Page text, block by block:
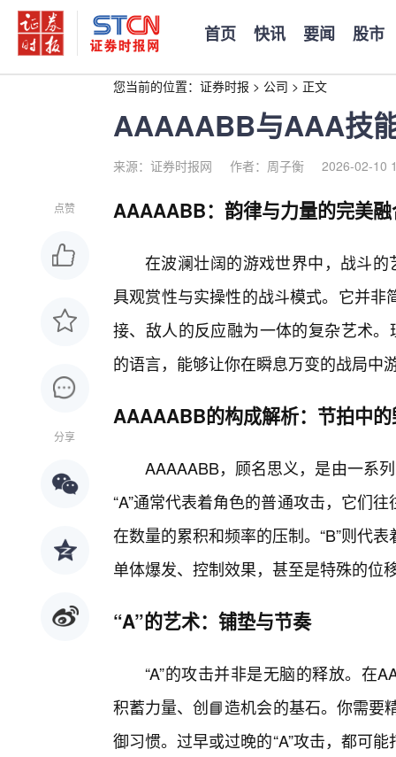
首页 快讯 要闻 股市
您当前的位置： 证券时报 > 公司 > 正文
AAAAABB与AAA技
来源：证券时报网 作者：周子衡 2026-02-10
点赞
分享
AAAAABB：韵律与力量的完美
在波澜壮阔的游戏世界中，战斗
具观赏性与实操性的战斗模式。它并
接、敌人的反应融为一体的复杂艺术
的语言，能够让你在瞬息万变的战局中
AAAAABB的构成解析：节拍中
AAAAABB，顾名思义，是由一系
“A”通常代表着角色的普通攻击，它们
在数量的累积和频率的压制。“B”则代
单体爆发、控制效果，甚至是特殊的位
“A”的艺术：铺垫与节奏
“A”的攻击并非是无脑的释放。在
积蓄力量、创📘造机会的基石。你需要
御习惯。过早或过晚的“A”攻击，都可